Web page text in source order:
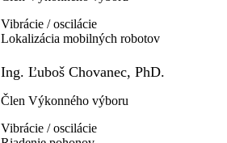
Vibrácie / oscilácie
Lokalizácia mobilných robotov
Ing. Ľuboš Chovanec, PhD.
Člen Výkonného výboru
Vibrácie / oscilácie